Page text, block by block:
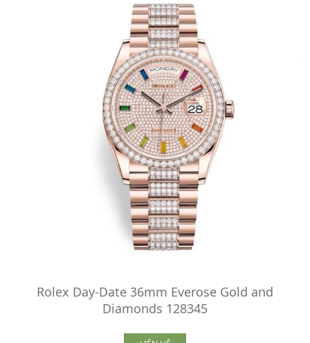
Rolex Day-Date 36mm Everose Gold and
Diamonds 128345